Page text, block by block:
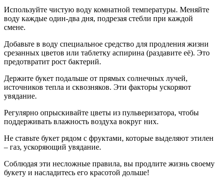
Используйте чистую воду комнатной температуры. Меняйте
воду каждые один-два дня, подрезая стебли при каждой
смене.
Добавьте в воду специальное средство для продления жизни
срезанных цветов или таблетку аспирина (раздавите её). Это
предотвратит рост бактерий.
Держите букет подальше от прямых солнечных лучей,
источников тепла и сквозняков. Эти факторы ускоряют
увядание.
Регулярно опрыскивайте цветы из пульверизатора, чтобы
поддерживать влажность воздуха вокруг них.
Не ставьте букет рядом с фруктами, которые выделяют этилен
– газ, ускоряющий увядание.
Соблюдая эти несложные правила, вы продлите жизнь своему
букету и насладитесь его красотой дольше!